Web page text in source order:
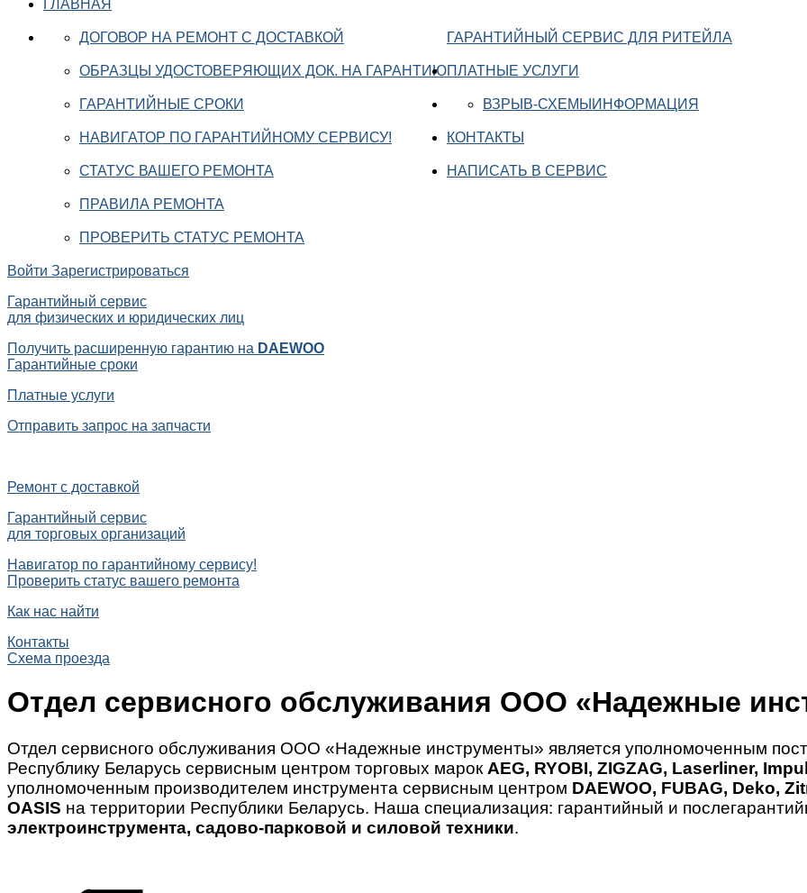
ГЛАВНАЯ
ГАРАНТИЙНЫЙ СЕРВИС ДЛЯ РИТЕЙЛА
ДОГОВОР НА РЕМОНТ С ДОСТАВКОЙ
ОБРАЗЦЫ УДОСТОВЕРЯЮЩИХ ДОК. НА ГАРАНТИЮ
ГАРАНТИЙНЫЕ СРОКИ
НАВИГАТОР ПО ГАРАНТИЙНОМУ СЕРВИСУ!
СТАТУС ВАШЕГО РЕМОНТА
ПРАВИЛА РЕМОНТА
ПРОВЕРИТЬ СТАТУС РЕМОНТА
ПЛАТНЫЕ УСЛУГИ
ИНФОРМАЦИЯ
ВЗРЫВ-СХЕМЫ
КОНТАКТЫ
НАПИСАТЬ В СЕРВИС
Войти Зарегистрироваться
Гарантийный сервис
для физических и юридических лиц
Получить расширенную гарантию на DAEWOO
Гарантийные сроки
Платные услуги
Отправить запрос на запчасти
Ремонт с доставкой
Гарантийный сервис
для торговых организаций
Навигатор по гарантийному сервису!
Проверить статус вашего ремонта
Как нас найти
Контакты
Схема проезда
Отдел сервисного обслуживания ООО «Надежные
Отдел сервисного обслуживания ООО «Надежные инструменты» является уполномоченным
Республику Беларусь сервисным центром торговых марок AEG, RYOBI, ZIGZAG, Laserliner,
уполномоченным производителем инструмента сервисным центром DAEWOO, FUBAG, Deko,
OASIS на территории Республики Беларусь. Наша специализация: гарантийный и
электроинструмента, садово-парковой и силовой техники.